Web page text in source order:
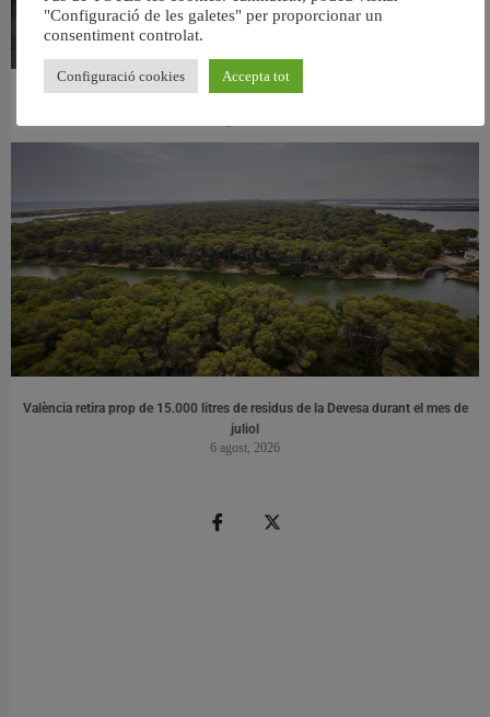
València retira prop de 15.000 litres de residus de la Devesa durant el mes de
juliol
6 agost, 2026
"Configuració de les galetes" per proporcionar un
consentiment controlat.
Configuració cookies Accepta tot